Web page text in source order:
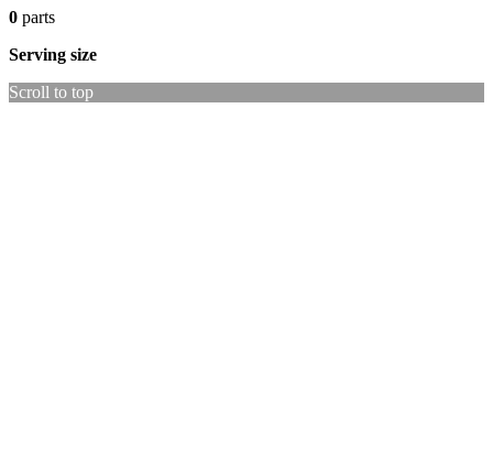
0 parts
Serving size
Scroll to top